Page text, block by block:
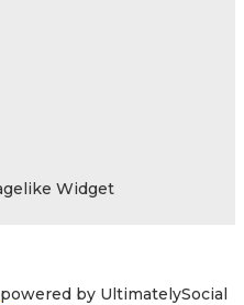
powered by UltimatelySocial